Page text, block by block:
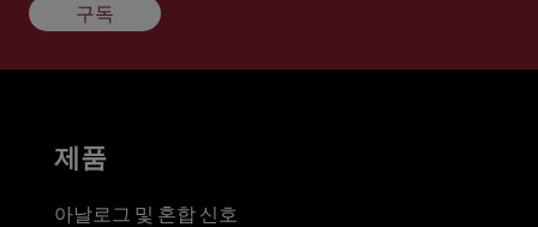
구독
제품
아날로그 및 혼합 신호